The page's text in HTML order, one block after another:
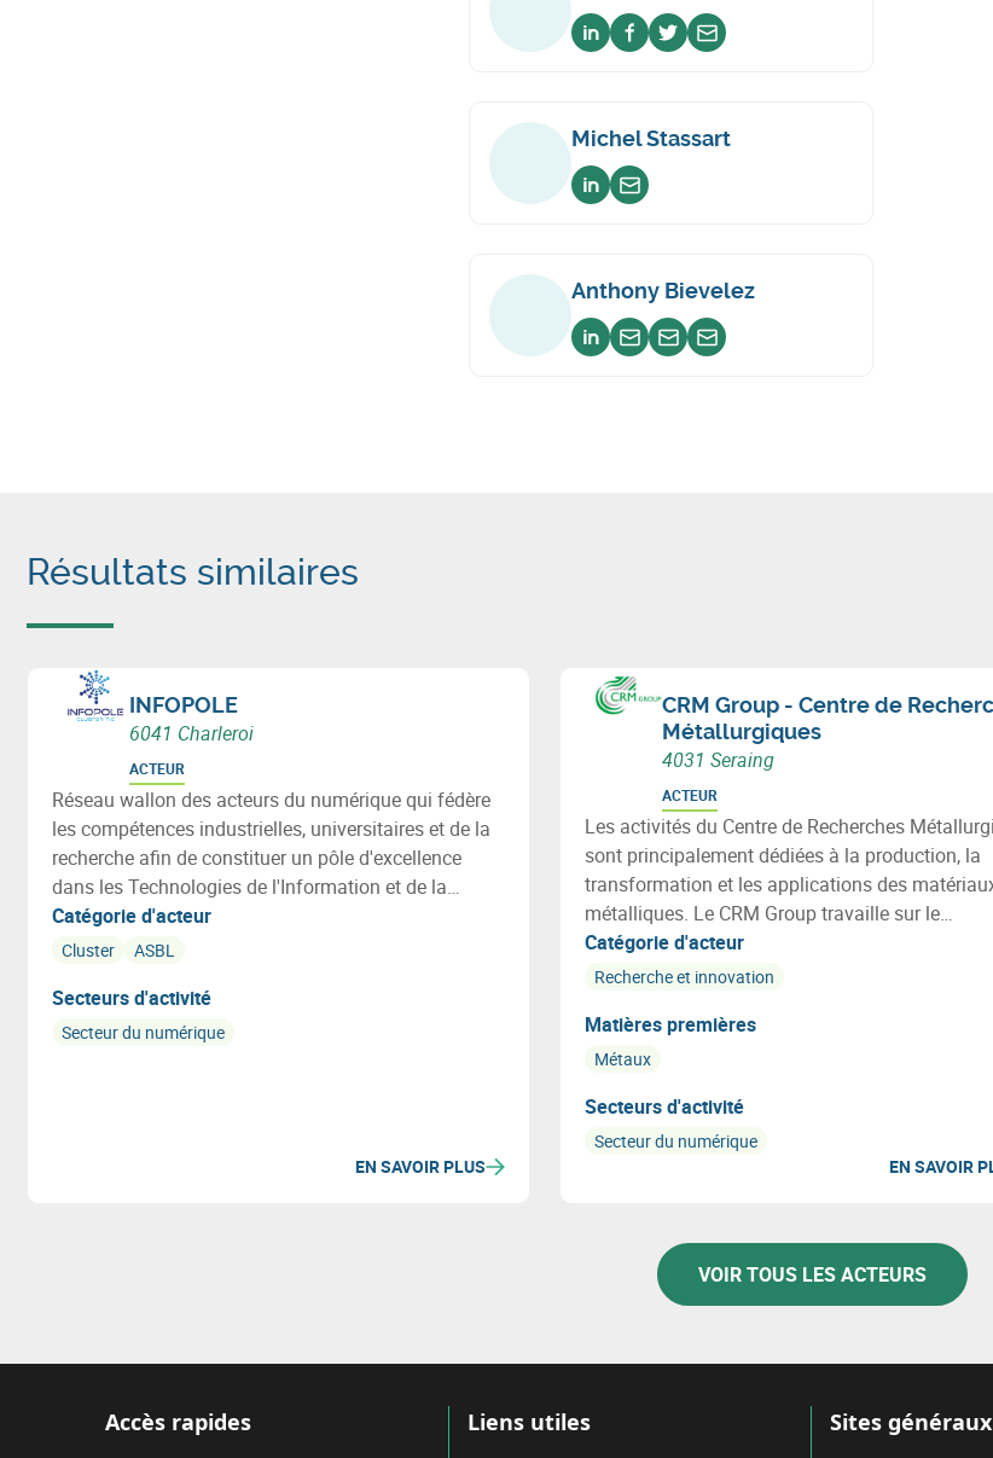
Voir sur linkedin
Voir sur facebook
Voir sur twitter
Envoyer un email
Michel Stassart
Voir sur linkedin
Envoyer un email
Anthony Bievelez
Voir sur linkedin
Envoyer un email
Envoyer un email
Envoyer un email
Résultats similaires
INFOPOLE
6041 Charleroi
ACTEUR
Réseau wallon des acteurs du numérique qui fédère
les compétences industrielles, universitaires et de la
recherche afin de constituer un pôle d'excellence
dans les Technologies de l'Information et de la
Communication.
Catégorie d'acteur
Cluster ASBL
Secteurs d'activité
Secteur du numérique
EN SAVOIR PLUS
CRM Group - Centre de
Métallurgiques
4031 Seraing
ACTEUR
Les activités du Centre de Recherches
sont principalement dédiées à la production, la
transformation et les applications des
métalliques. Le CRM Group travaille sur le
développement de métaux dits intelligents.
Catégorie d'acteur
Recherche et innovation
Matières premières
Métaux
Secteurs d'activité
Secteur du numérique
EN SAVOIR
VOIR TOUS LES ACTEURS
Accès rapides Liens utiles Sites